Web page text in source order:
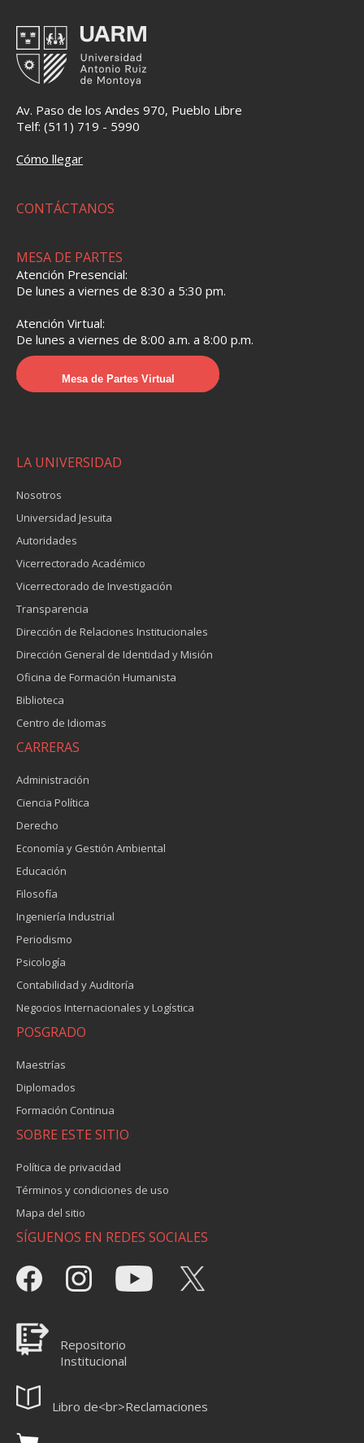
Av. Paso de los Andes 970, Pueblo Libre
Telf: (511) 719 - 5990
Cómo llegar
CONTÁCTANOS
MESA DE PARTES
Atención Presencial:
De lunes a viernes de 8:30 a 5:30 pm.
Atención Virtual:
De lunes a viernes de 8:00 a.m. a 8:00 p.m.
Mesa de Partes Virtual
LA UNIVERSIDAD
Nosotros
Universidad Jesuita
Autoridades
Vicerrectorado Académico
Vicerrectorado de Investigación
Transparencia
Dirección de Relaciones Institucionales
Dirección General de Identidad y Misión
Oficina de Formación Humanista
Biblioteca
Centro de Idiomas
CARRERAS
Administración
Ciencia Política
Derecho
Economía y Gestión Ambiental
Educación
Filosofía
Ingeniería Industrial
Periodismo
Psicología
Contabilidad y Auditoría
Negocios Internacionales y Logística
POSGRADO
Maestrías
Diplomados
Formación Continua
SOBRE ESTE SITIO
Política de privacidad
Términos y condiciones de uso
Mapa del sitio
SÍGUENOS EN REDES SOCIALES
Repositorio
Institucional
Libro de<br>Reclamaciones